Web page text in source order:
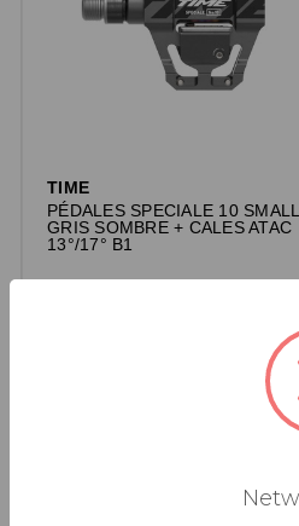
TIME
PÉDALES SPECIALE 10 SMALL
GRIS SOMBRE + CALES ATAC
13°/17° B1